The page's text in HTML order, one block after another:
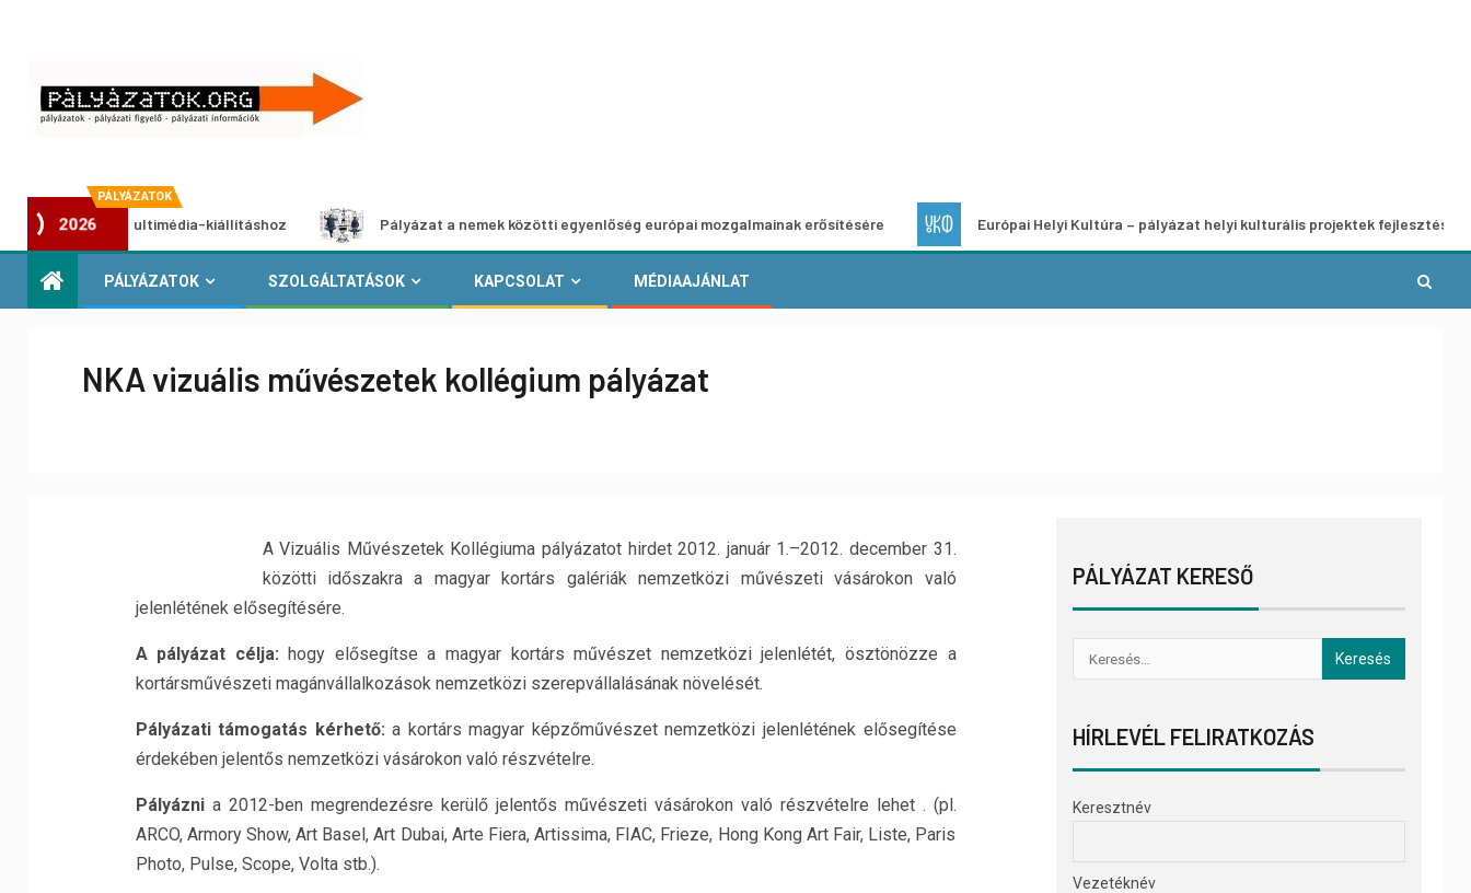
PÁLYÁZATOK
2026
multimédia-kiállításhoz Pályázat a nemek közötti egyenlőség európai mozgalmainak erősítésére Európai Helyi Kultúra – pályázat helyi kulturális projektek fejlesztésére
PÁLYÁZATOK SZOLGÁLTATÁSOK KAPCSOLAT MÉDIAAJÁNLAT
NKA vizuális művészetek kollégium pályázat
A Vizuális Művészetek Kollégiuma pályázatot hirdet 2012. január 1.–2012. december 31.
közötti időszakra a magyar kortárs galériák nemzetközi művészeti vásárokon való
jelenlétének elősegítésére.
A pályázat célja:hogy elősegítse a magyar kortárs művészet nemzetközi jelenlétét, ösztönözze a
kortársművészeti magánvállalkozások nemzetközi szerepvállalásának növelését.
Pályázati támogatás kérhető: a kortárs magyar képzőművészet nemzetközi jelenlétének elősegítése
érdekében jelentős nemzetközi vásárokon való részvételre.
Pályáznia 2012-ben megrendezésre kerülő jelentős művészeti vásárokon való részvételre lehet . (pl.
ARCO, Armory Show, Art Basel, Art Dubai, Arte Fiera, Artissima, FIAC, Frieze, Hong Kong Art Fair, Liste, Paris
Photo, Pulse, Scope, Volta stb.).
PÁLYÁZAT KERESŐ
HÍRLEVÉL FELIRATKOZÁS
Keresztnév
Vezetéknév